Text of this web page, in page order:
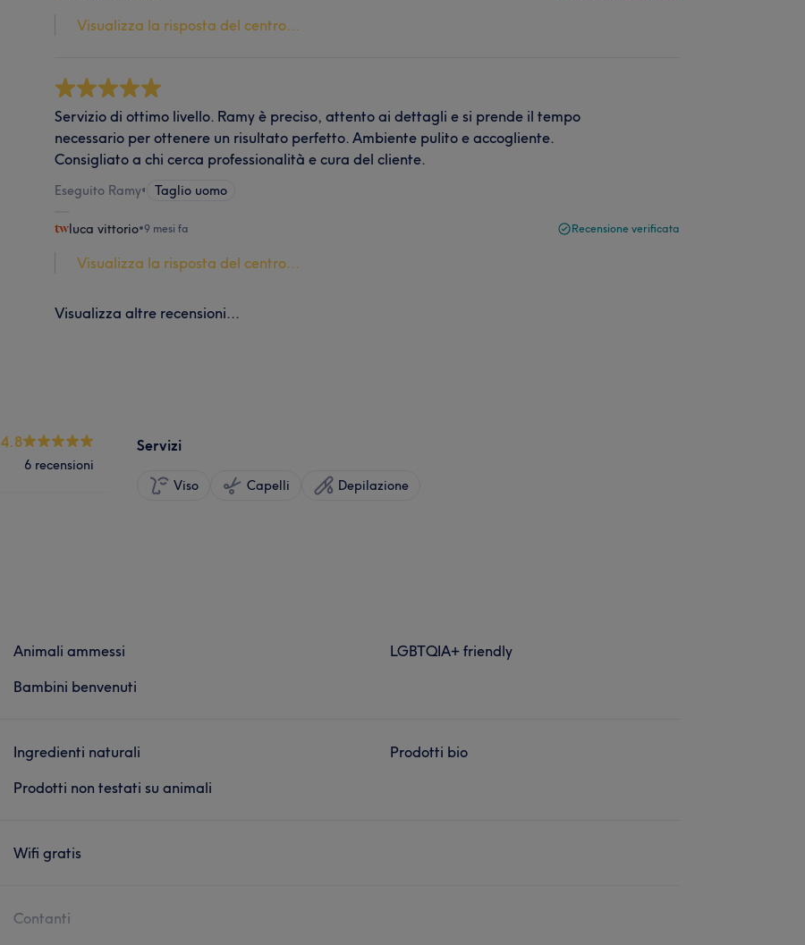
Visualizza la risposta del centro...
Servizio di ottimo livello. Ramy è preciso, attento ai dettagli e si prende il tempo
necessario per ottenere un risultato perfetto. Ambiente pulito e accogliente.
Consigliato a chi cerca professionalità e cura del cliente.
Eseguito Ramy• Taglio uomo
luca vittorio•9 mesi fa Recensione verificata
Visualizza la risposta del centro...
Visualizza altre recensioni...
4.8
6 recensioni
Servizi
Viso Capelli Depilazione
Animali ammessi
Bambini benvenuti
LGBTQIA+ friendly
Ingredienti naturali
Prodotti non testati su animali
Prodotti bio
Wifi gratis
Contanti